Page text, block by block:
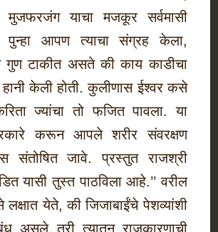
मुजफरजंग याचा मजकूर सर्वमासी
आपण त्याचा संग्रह केला,
टाकीत असते की काय काडीचा
हानी केली होती. कुलीणास ईश्वर कसे
ज्यांचा तो फजित पावला. या
करून आपले शरीर संवरक्षण
संतोषित जावे. प्रस्तुत राजश्री
यासी तुस्त पाठविला आहे.’’ वरील
येते, की जिजाबाईंचे पेशव्यांशी
असले तरी त्यातून राजकारणाची